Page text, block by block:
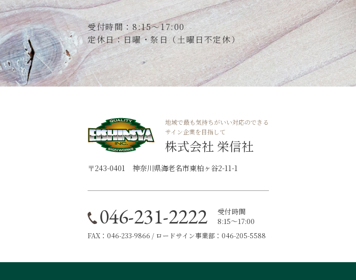
受付時間：8:15～17:00
定休日：日曜・祭日（土曜日不定休）
地域で最も気持ちがいい対応のできる
サイン企業を目指して
株式会社 栄信社
〒243-0401 神奈川県海老名市東柏ヶ谷2-11-1
046-231-2222
受付時間
8:15～17:00
FAX：046-233-9866 / ロードサイン事業部：046-205-5588